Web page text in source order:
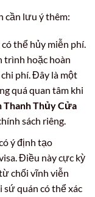
cần lưu ý thêm:
thể hủy miễn phí.
trình hoặc hoàn
phí. Đây là một
quá quan tâm khi
Thanh Thủy Cửa
sách riêng.
ý định tạo
Điều này cực kỳ
chối vĩnh viễn
sứ quán có thể xác